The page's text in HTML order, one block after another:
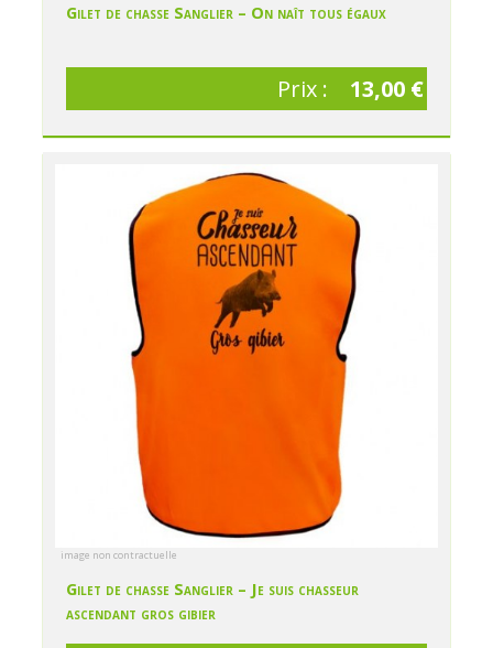
Gilet de chasse Sanglier – On naît tous égaux
Prix : 13,00 €
image non contractuelle
Gilet de chasse Sanglier – Je suis chasseur
ascendant gros gibier